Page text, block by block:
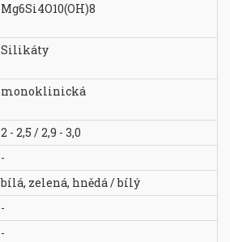
Mg6Si4O10(OH)8
Silikáty
monoklinická
2 - 2,5 / 2,9 - 3,0
-
bílá, zelená, hnědá / bílý
-
-